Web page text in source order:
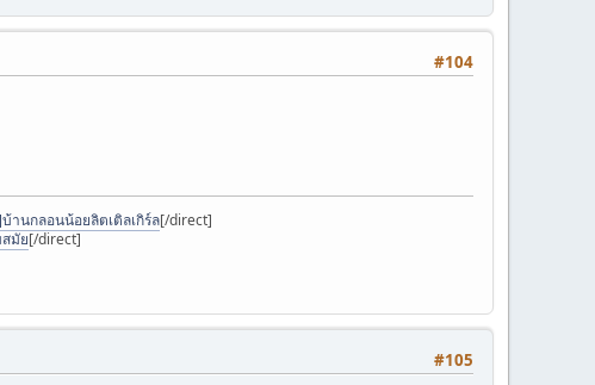
#104
านกลอนน้อยลิตเติลเกิร์ล[/direct]
มัย[/direct]
#105